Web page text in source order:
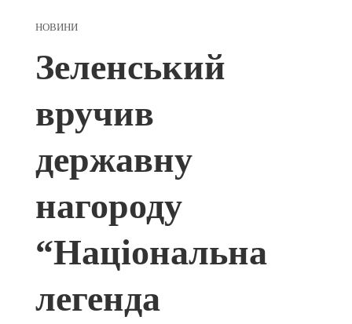
НОВИНИ
Зеленський
вручив
державну
нагороду
“Національна
легенда